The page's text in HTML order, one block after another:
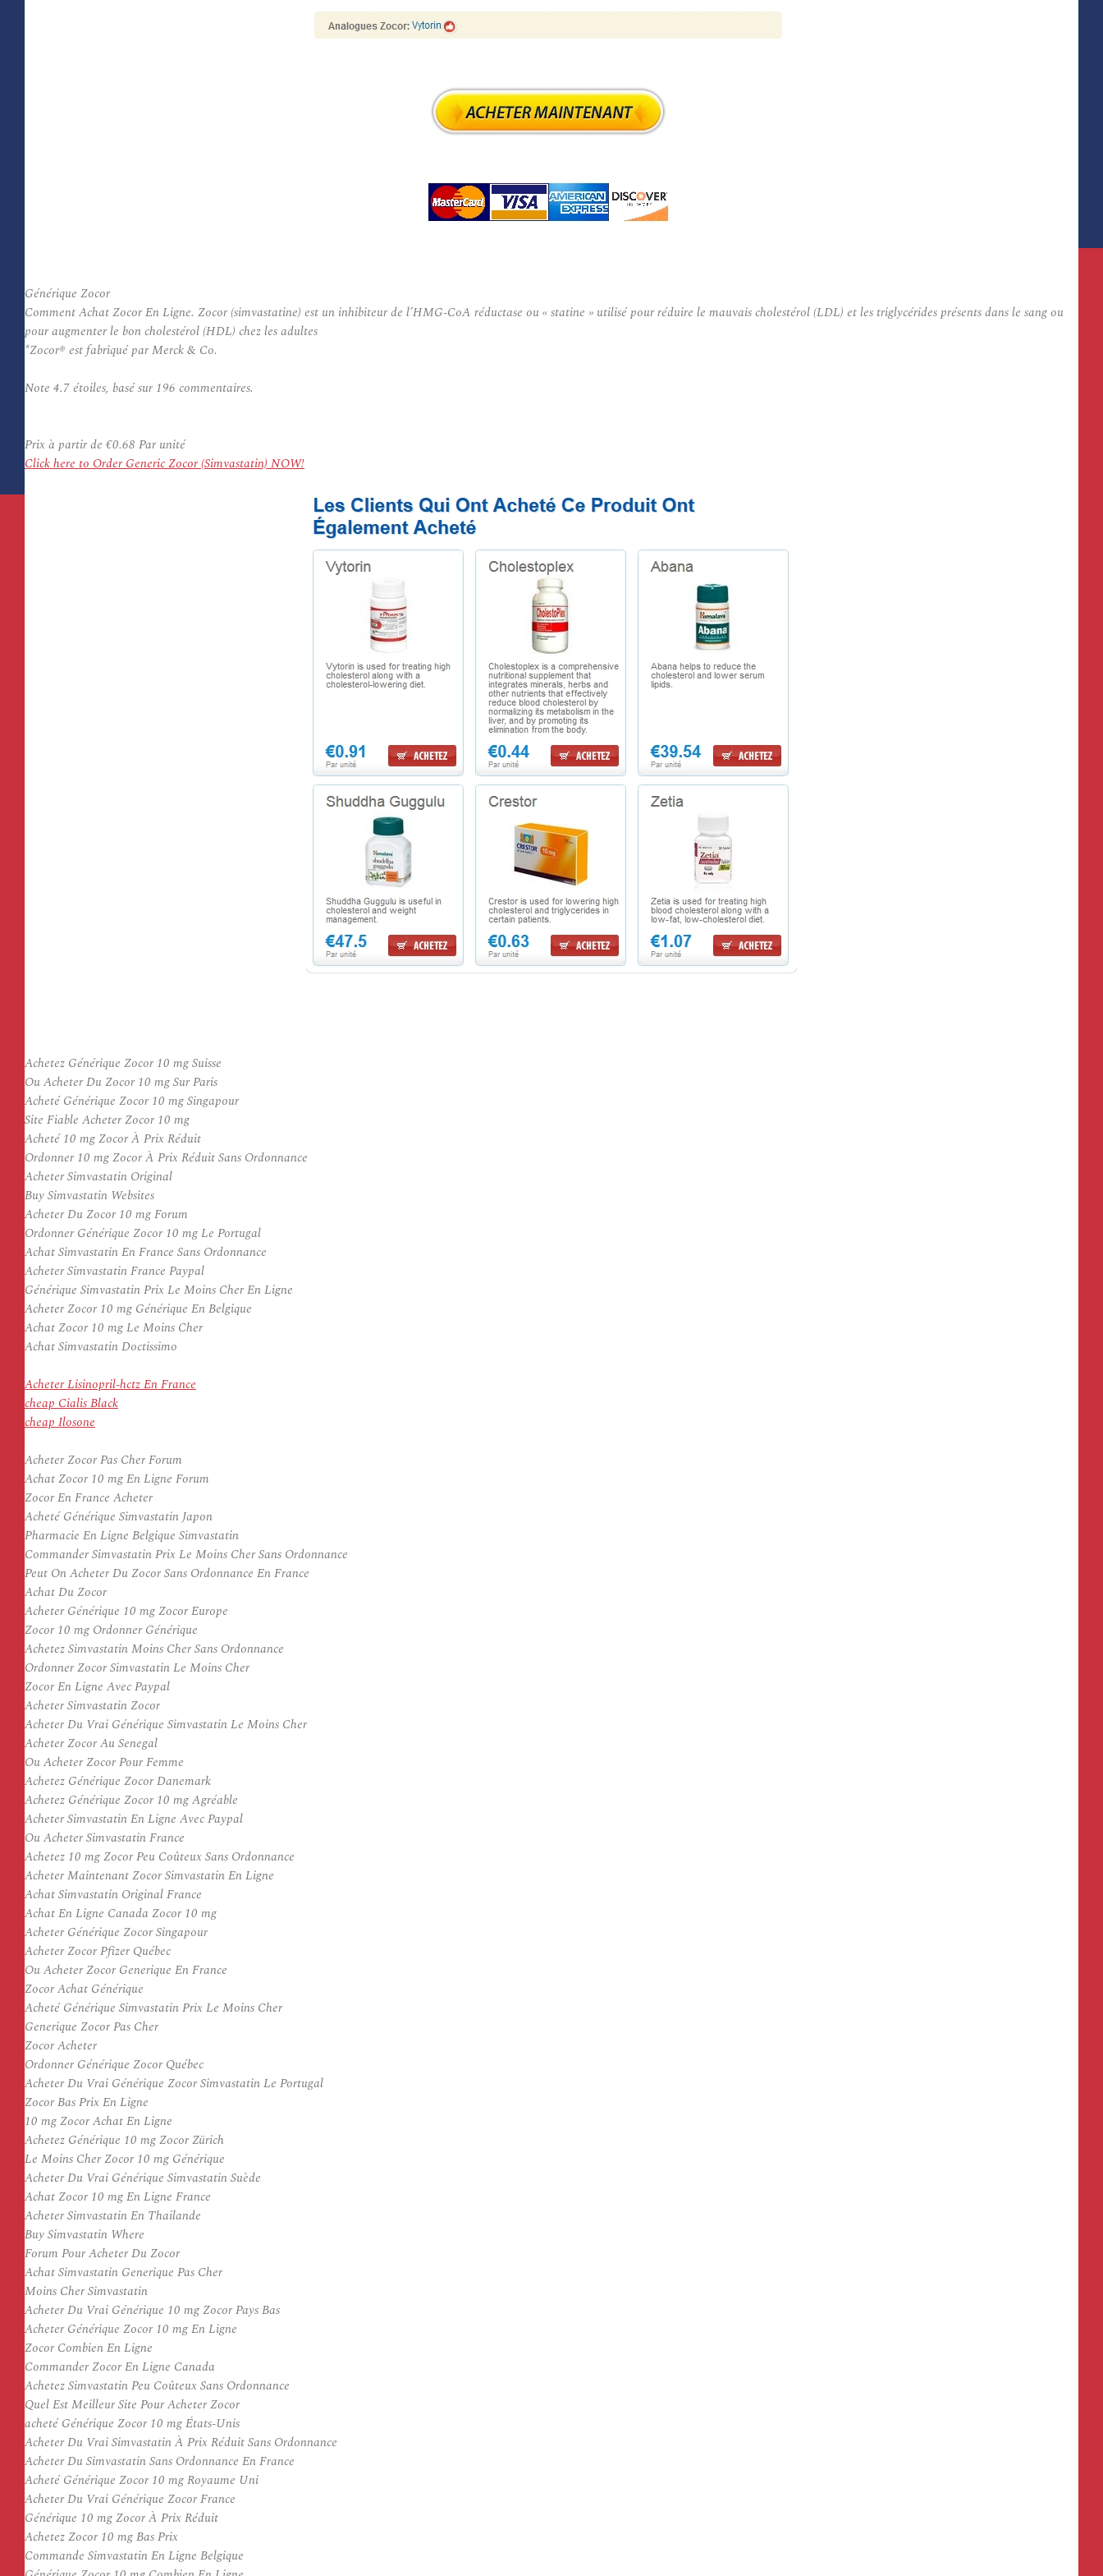
Générique Zocor
Comment Achat Zocor En Ligne. Zocor (simvastatine) est un inhibiteur de l’HMG-CoA réductase ou « statine » utilisé pour réduire le mauvais cholestérol (LDL) et les triglycérides présents dans le sang ou
pour augmenter le bon cholestérol (HDL) chez les adultes
*Zocor® est fabriqué par Merck & Co.
Note 4.7étoiles, basé sur 196 commentaires.
Prix à partir de €0.68 Par unité
Click here to Order Generic Zocor (Simvastatin) NOW!
Achetez Générique Zocor 10 mg Suisse
Ou Acheter Du Zocor 10 mg Sur Paris
Acheté Générique Zocor 10 mg Singapour
Site Fiable Acheter Zocor 10 mg
Acheté 10 mg Zocor À Prix Réduit
Ordonner 10 mg Zocor À Prix Réduit Sans Ordonnance
Acheter Simvastatin Original
Buy Simvastatin Websites
Acheter Du Zocor 10 mg Forum
Ordonner Générique Zocor 10 mg Le Portugal
Achat Simvastatin En France Sans Ordonnance
Acheter Simvastatin France Paypal
Générique Simvastatin Prix Le Moins Cher En Ligne
Acheter Zocor 10 mg Générique En Belgique
Achat Zocor 10 mg Le Moins Cher
Achat Simvastatin Doctissimo
Acheter Lisinopril-hctz En France
cheap Cialis Black
cheap Ilosone
Acheter Zocor Pas Cher Forum
Achat Zocor 10 mg En Ligne Forum
Zocor En France Acheter
Acheté Générique Simvastatin Japon
Pharmacie En Ligne Belgique Simvastatin
Commander Simvastatin Prix Le Moins Cher Sans Ordonnance
Peut On Acheter Du Zocor Sans Ordonnance En France
Achat Du Zocor
Acheter Générique 10 mg Zocor Europe
Zocor 10 mg Ordonner Générique
Achetez Simvastatin Moins Cher Sans Ordonnance
Ordonner Zocor Simvastatin Le Moins Cher
Zocor En Ligne Avec Paypal
Acheter Simvastatin Zocor
Acheter Du Vrai Générique Simvastatin Le Moins Cher
Acheter Zocor Au Senegal
Ou Acheter Zocor Pour Femme
Achetez Générique Zocor Danemark
Achetez Générique Zocor 10 mg Agréable
Acheter Simvastatin En Ligne Avec Paypal
Ou Acheter Simvastatin France
Achetez 10 mg Zocor Peu Coûteux Sans Ordonnance
Acheter Maintenant Zocor Simvastatin En Ligne
Achat Simvastatin Original France
Achat En Ligne Canada Zocor 10 mg
Acheter Générique Zocor Singapour
Acheter Zocor Pfizer Québec
Ou Acheter Zocor Generique En France
Zocor Achat Générique
Acheté Générique Simvastatin Prix Le Moins Cher
Generique Zocor Pas Cher
Zocor Acheter
Ordonner Générique Zocor Québec
Acheter Du Vrai Générique Zocor Simvastatin Le Portugal
Zocor Bas Prix En Ligne
10 mg Zocor Achat En Ligne
Achetez Générique 10 mg Zocor Zürich
Le Moins Cher Zocor 10 mg Générique
Acheter Du Vrai Générique Simvastatin Suède
Achat Zocor 10 mg En Ligne France
Acheter Simvastatin En Thailande
Buy Simvastatin Where
Forum Pour Acheter Du Zocor
Achat Simvastatin Generique Pas Cher
Moins Cher Simvastatin
Acheter Du Vrai Générique 10 mg Zocor Pays Bas
Acheter Générique Zocor 10 mg En Ligne
Zocor Combien En Ligne
Commander Zocor En Ligne Canada
Achetez Simvastatin Peu Coûteux Sans Ordonnance
Quel Est Meilleur Site Pour Acheter Zocor
acheté Générique Zocor 10 mg États-Unis
Acheter Du Vrai Simvastatin À Prix Réduit Sans Ordonnance
Acheter Du Simvastatin Sans Ordonnance En France
Acheté Générique Zocor 10 mg Royaume Uni
Acheter Du Vrai Générique Zocor France
Générique 10 mg Zocor À Prix Réduit
Achetez Zocor 10 mg Bas Prix
Commande Simvastatin En Ligne Belgique